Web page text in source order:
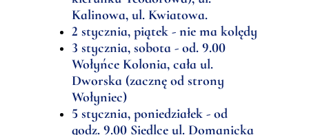
Kalinowa, ul. Kwiatowa.
2 stycznia, piątek - nie ma kolędy
3 stycznia, sobota - od. 9.00
Wołyńce Kolonia, cała ul.
Dworska (zacznę od strony
Wołyniec)
5 stycznia, poniedziałek - od
godz. 9.00 Siedlce ul. Domanicka